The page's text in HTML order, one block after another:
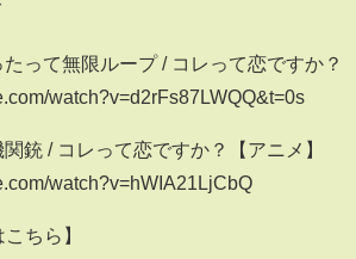
って無限ループ / コレって恋ですか？
watch?v=d2rFs87LWQQ&t=0s
銃 / コレって恋ですか？【アニメ】
watch?v=hWIA21LjCbQ
ちら】